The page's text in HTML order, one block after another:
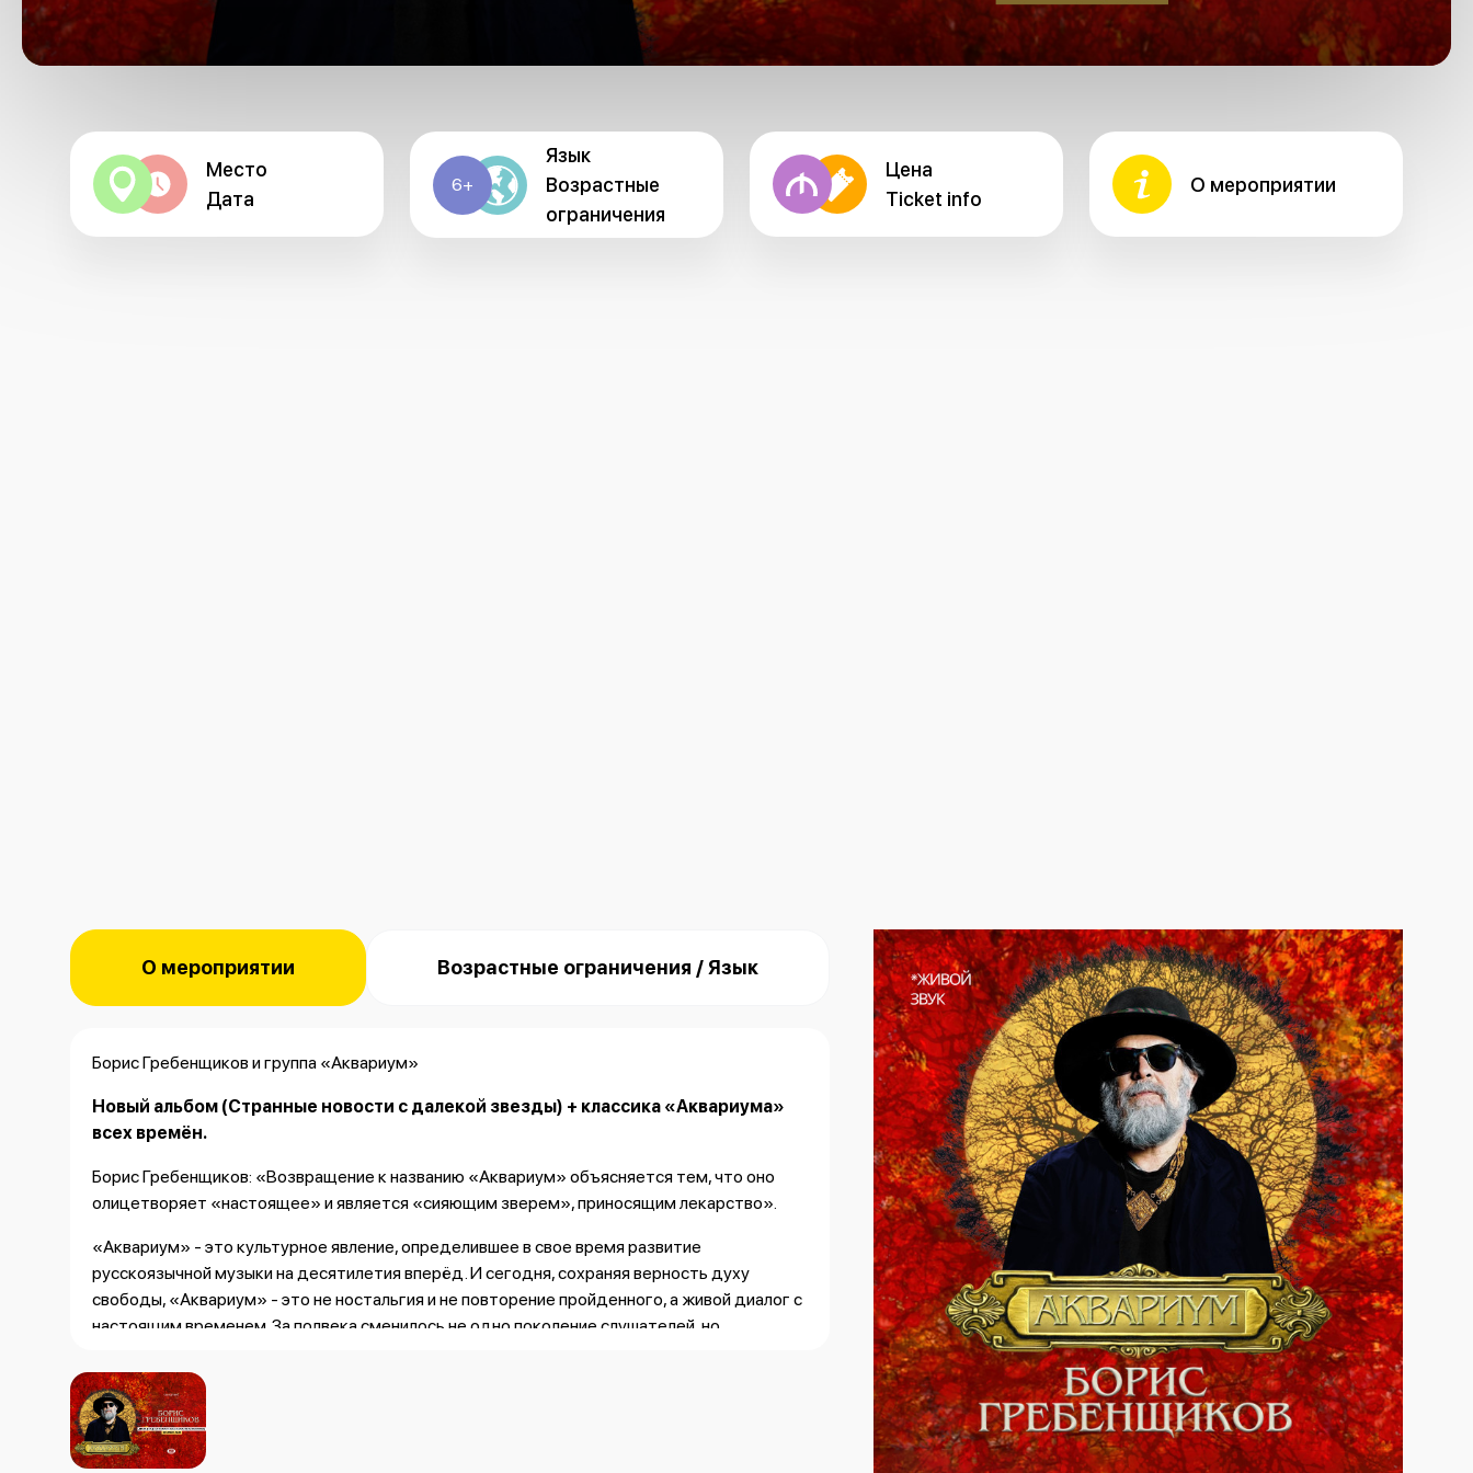
Место
Дата
6+
Язык
Возрастные
ограничения
Цена
Ticket info
О мероприятии
О мероприятии Возрастные ограничения / Язык
Борис Гребенщиков и группа «Аквариум»
Новый альбом (Странные новости с далекой звезды) + классика «Аквариума»
всех времён.
Борис Гребенщиков: «Возвращение к названию «Аквариум» объясняется тем, что оно
олицетворяет «настоящее» и является «сияющим зверем», приносящим лекарство».
«Аквариум» - это культурное явление, определившее в свое время развитие
русскоязычной музыки на десятилетия вперёд. И сегодня, сохраняя верность духу
свободы, «Аквариум» - это не ностальгия и не повторение пройденного, а живой диалог с
настоящим временем. За полвека сменилось не одно поколение слушателей, но
Гребенщиков- поэт, композитор, музыкант и одна из самых значимых фигур современной
русской культуры.
Наряду с новым материалом в концерте прозвучат песни, давно ставшие частью